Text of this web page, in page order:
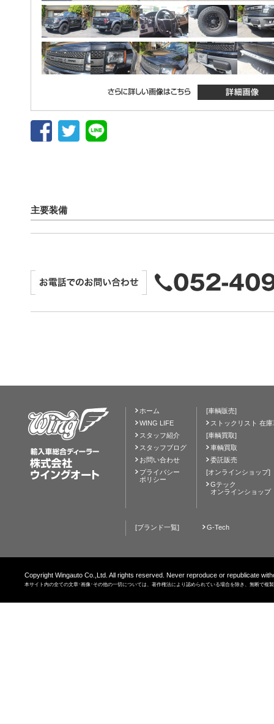
主要装備
ホーム
WING LIFE
スタッフ紹介
スタッフブログ
お問い合わせ
プライバシー
ポリシー
[車輌販売]
ストックリスト 在
[車輌買取]
車輌買取
委託販売
[オンラインショップ]
Gテック
オンラインショップ
[ブランド一覧] G-Tech
Copyright Wingauto Co.,Ltd. All rights reserved. Never reproduce or republicate
本サイト内の全ての文章･画像･その他の一切については、著作権法により認められている場合を除き、無断で複